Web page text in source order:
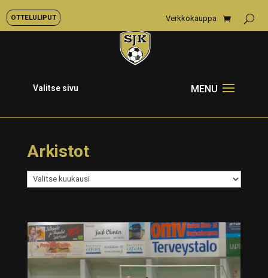
OTTELULIPUT Verkkokauppa
Valitse sivu
Arkistot
Arkistot